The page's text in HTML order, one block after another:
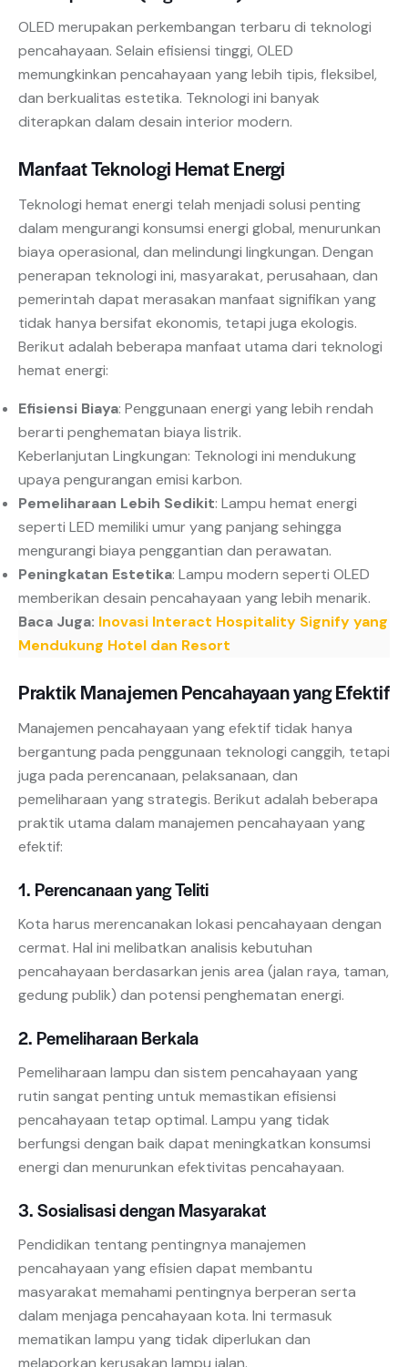
OLED merupakan perkembangan terbaru di teknologi
pencahayaan. Selain efisiensi tinggi, OLED
memungkinkan pencahayaan yang lebih tipis, fleksibel,
dan berkualitas estetika. Teknologi ini banyak
diterapkan dalam desain interior modern.
Manfaat Teknologi Hemat Energi
Teknologi hemat energi telah menjadi solusi penting
dalam mengurangi konsumsi energi global, menurunkan
biaya operasional, dan melindungi lingkungan. Dengan
penerapan teknologi ini, masyarakat, perusahaan, dan
pemerintah dapat merasakan manfaat signifikan yang
tidak hanya bersifat ekonomis, tetapi juga ekologis.
Berikut adalah beberapa manfaat utama dari teknologi
hemat energi:
Efisiensi Biaya: Penggunaan energi yang lebih rendah
berarti penghematan biaya listrik.
Keberlanjutan Lingkungan: Teknologi ini mendukung
upaya pengurangan emisi karbon.
Pemeliharaan Lebih Sedikit: Lampu hemat energi
seperti LED memiliki umur yang panjang sehingga
mengurangi biaya penggantian dan perawatan.
Peningkatan Estetika: Lampu modern seperti OLED
memberikan desain pencahayaan yang lebih menarik.
Baca Juga: Inovasi Interact Hospitality Signify yang
Mendukung Hotel dan Resort
Praktik Manajemen Pencahayaan yang Efektif
Manajemen pencahayaan yang efektif tidak hanya
bergantung pada penggunaan teknologi canggih, tetapi
juga pada perencanaan, pelaksanaan, dan
pemeliharaan yang strategis. Berikut adalah beberapa
praktik utama dalam manajemen pencahayaan yang
efektif:
1. Perencanaan yang Teliti
Kota harus merencanakan lokasi pencahayaan dengan
cermat. Hal ini melibatkan analisis kebutuhan
pencahayaan berdasarkan jenis area (jalan raya, taman,
gedung publik) dan potensi penghematan energi.
2. Pemeliharaan Berkala
Pemeliharaan lampu dan sistem pencahayaan yang
rutin sangat penting untuk memastikan efisiensi
pencahayaan tetap optimal. Lampu yang tidak
berfungsi dengan baik dapat meningkatkan konsumsi
energi dan menurunkan efektivitas pencahayaan.
3. Sosialisasi dengan Masyarakat
Pendidikan tentang pentingnya manajemen
pencahayaan yang efisien dapat membantu
masyarakat memahami pentingnya berperan serta
dalam menjaga pencahayaan kota. Ini termasuk
mematikan lampu yang tidak diperlukan dan
melaporkan kerusakan lampu jalan.